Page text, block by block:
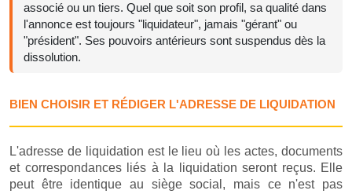
associé ou un tiers. Quel que soit son profil, sa qualité dans
l'annonce est toujours "liquidateur", jamais "gérant" ou
"président". Ses pouvoirs antérieurs sont suspendus dès la
dissolution.
BIEN CHOISIR ET RÉDIGER L'ADRESSE DE LIQUIDATION
L'adresse de liquidation est le lieu où les actes, documents
et correspondances liés à la liquidation seront reçus. Elle
peut être identique au siège social, mais ce n'est pas